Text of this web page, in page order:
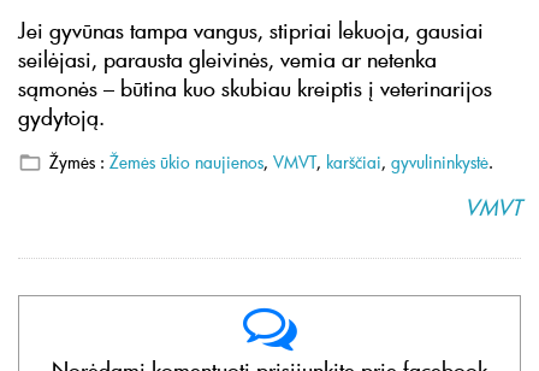
Jei gyvūnas tampa vangus, stipriai lekuoja, gausiai
seilėjasi, parausta gleivinės, vemia ar netenka
sąmonės – būtina kuo skubiau kreiptis į veterinarijos
gydytoją.
Žymės : Žemės ūkio naujienos, VMVT, karščiai, gyvulininkystė.
VMVT